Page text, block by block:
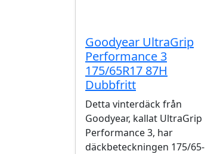
Goodyear UltraGrip
Performance 3
175/65R17 87H
Dubbfritt
Detta vinterdäck från
Goodyear, kallat UltraGrip
Performance 3, har
däckbeteckningen 175/65-